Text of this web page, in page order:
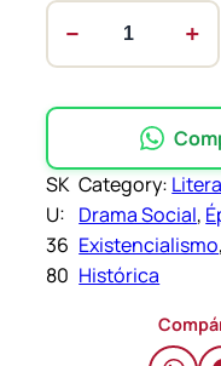
u
e
r
a
y
p
a
− +
SK
U:
36
80
Category:
Drama Social,
Existencialismo,
Histórica